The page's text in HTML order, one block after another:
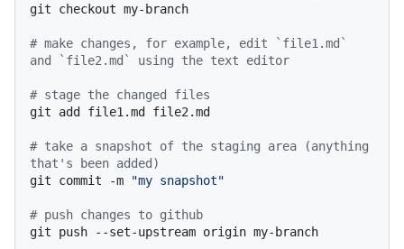
git checkout my-branch
# make changes, for example, edit `file1.md`
and `file2.md` using the text editor
# stage the changed files
git add file1.md file2.md
# take a snapshot of the staging area (anything
that's been added)
git commit -m
"my snapshot"
# push changes to github